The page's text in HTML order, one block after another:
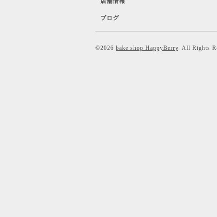
ブログ
©2026 bake shop HappyBerry. All Rights